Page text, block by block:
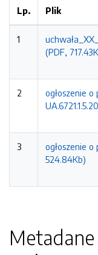
Lp. Plik
1
(PDF,
2
ogłoszenie
3
ogłoszenie
524.84Kb)